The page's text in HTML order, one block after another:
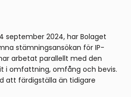
september 2024, har Bolaget
stämningsansökan för IP-
arbetat parallellt med den
i omfattning, omfång och bevis.
att färdigställa än tidigare